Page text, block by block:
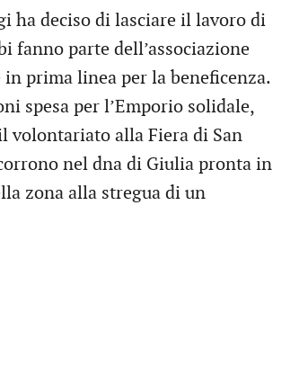
ha deciso di lasciare il lavoro di
fanno parte dell’associazione
prima linea per la beneficenza.
spesa per l’Emporio solidale,
volontariato alla Fiera di San
nel dna di Giulia pronta in
zona alla stregua di un